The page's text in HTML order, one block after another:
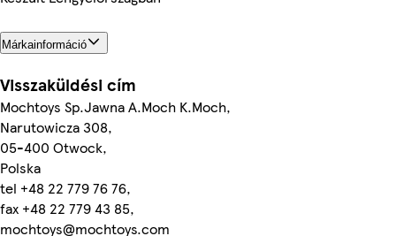
Márkainformáció
Visszaküldési cím
Mochtoys Sp.Jawna A.Moch K.Moch,
Narutowicza 308,
05-400 Otwock,
Polska
tel +48 22 779 76 76,
fax +48 22 779 43 85,
mochtoys@mochtoys.com